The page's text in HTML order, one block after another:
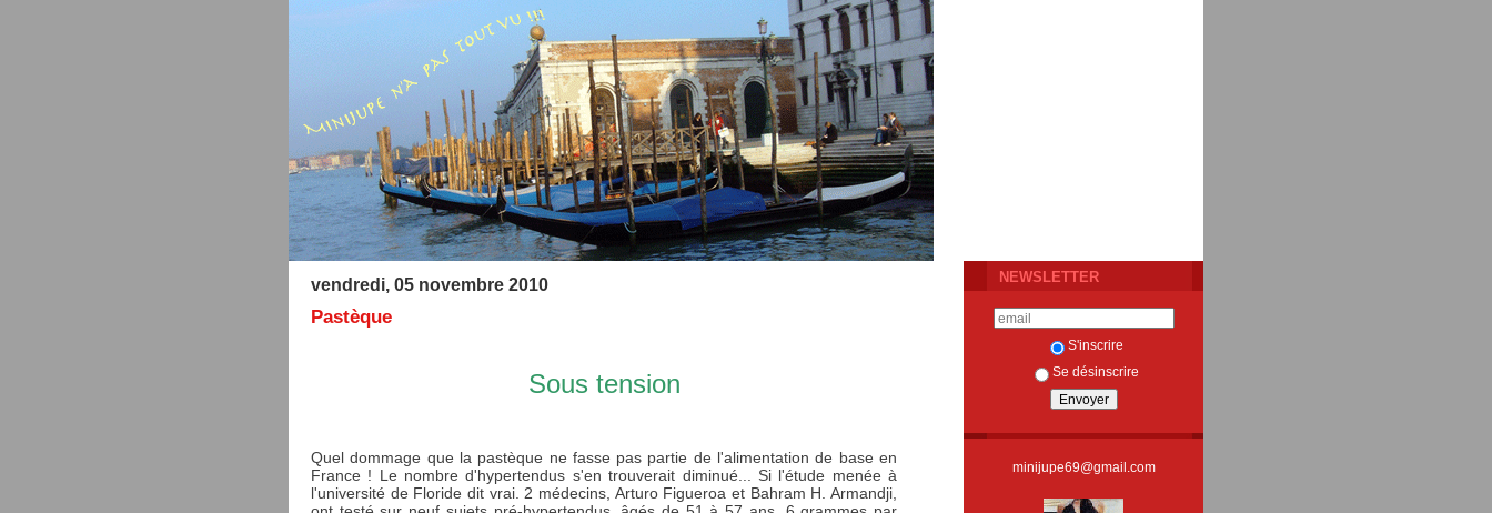
NEWSLETTER
S'inscrire
Se désinscrire
minijupe69@gmail.com
vendredi, 05 novembre 2010
Pastèque
Sous tension
Quel dommage que la pastèque ne fasse pas partie de l'alimentation de base en
France ! Le nombre d'hypertendus s'en trouverait diminué... Si l'étude menée à
l'université de Floride dit vrai. 2 médecins, Arturo Figueroa et Bahram H. Armandji,